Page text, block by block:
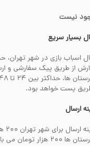
نیست
بسیار سریع
از طریق پیک سفارشی و
پست خواهد بود.
ارسال
۲۰۰ هزار تومان می باشد.